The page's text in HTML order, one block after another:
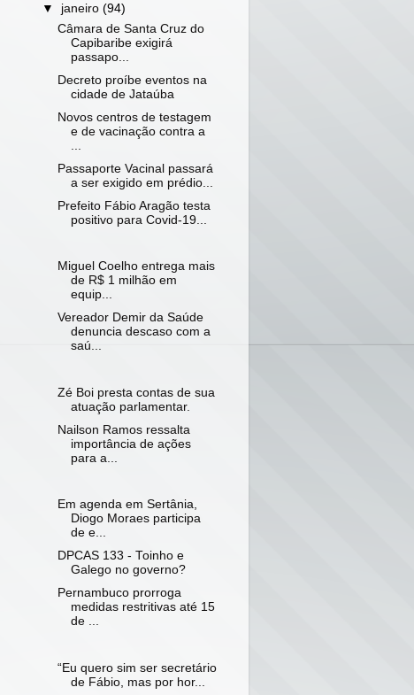
▼ janeiro(94)
Câmara de Santa Cruz do
Capibaribe exigirá
passapo...
Decreto proíbe eventos na
cidade de Jataúba
Novos centros de testagem
e de vacinação contra a
Passaporte Vacinal passará
a ser exigido em prédio...
Prefeito Fábio Aragão testa
positivo para Covid-19...
Miguel Coelho entrega mais
de R$ 1 milhão em
equip...
Vereador Demir da Saúde
denuncia descaso com a
saú...
Zé Boi presta contas de sua
atuação parlamentar.
Nailson Ramos ressalta
importância de ações
para a...
Em agenda em Sertânia,
Diogo Moraes participa
de e...
DPCAS 133 - Toinho e
Galego no governo?
Pernambuco prorroga
medidas restritivas até 15
de ...
“Eu quero sim ser secretário
de Fábio, mas por hor...